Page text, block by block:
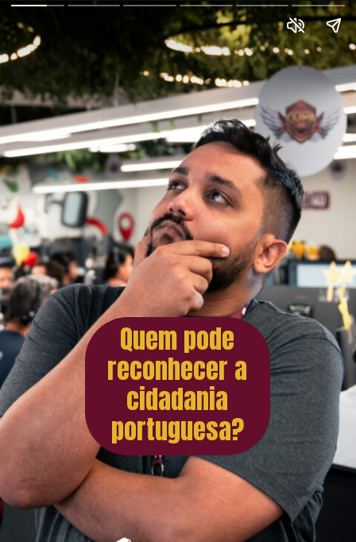
Quem pode
reconhecer a
cidadania
portuguesa?